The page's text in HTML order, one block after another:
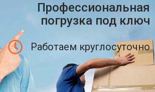
Профессиональная
погрузка под ключ
Работаем круглосуточно